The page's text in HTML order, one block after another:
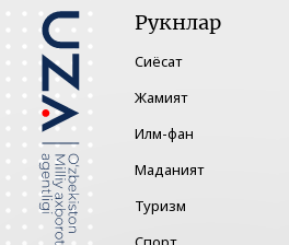
Рукнлар
Сиёсат
Жамият
Илм-фан
Маданият
Туризм